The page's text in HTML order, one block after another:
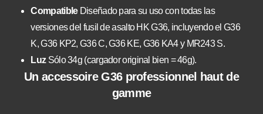
Compatible Diseñado para su uso con todas las
versiones del fusil de asalto HK G36, incluyendo el G36
K, G36 KP2, G36 C, G36 KE, G36 KA4 y MR243 S.
LuzSólo 34g (cargador original bien = 46g).
Un accessoire G36 professionnel haut de
gamme